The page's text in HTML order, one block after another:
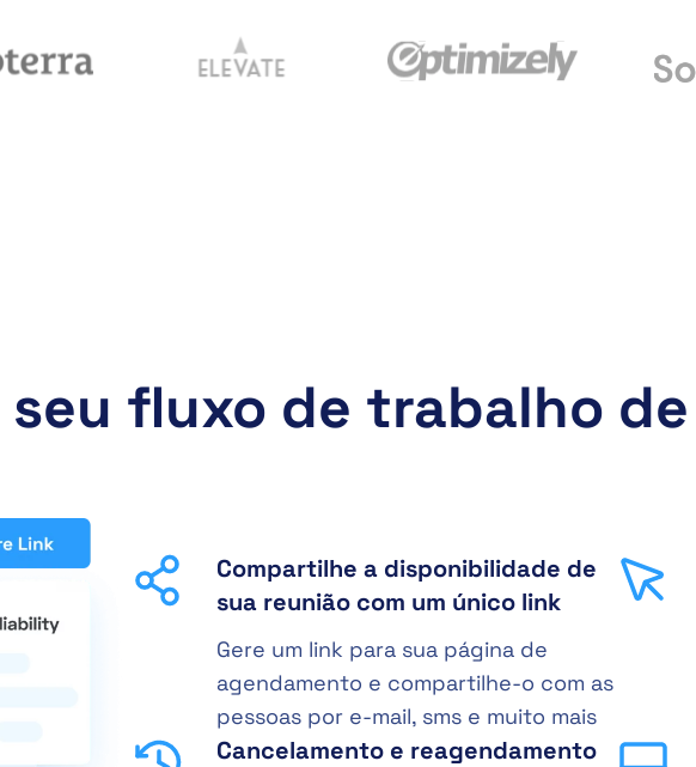
fluxo de trabalho
Compartilhe a disponibilidade de
sua reunião com um único link
Gere um link para sua página de
agendamento e compartilhe-o com as
pessoas por e-mail, sms e muito mais
Cancelamento e reagendamento